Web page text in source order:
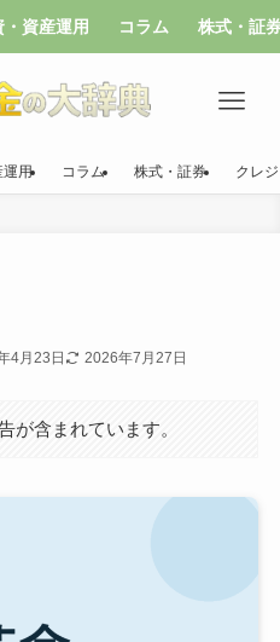
・資産運用 コラム 株式・証
運用 コラム 株式・証券 クレ
4月23日 2026年7月27日
が含まれています。